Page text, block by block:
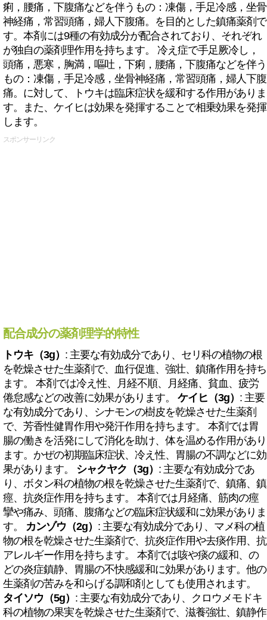
痢，腰痛，下腹痛などを伴うもの：凍傷，手足冷感，坐骨
神経痛，常習頭痛，婦人下腹痛。を目的とした鎮痛薬剤で
す。本剤には9種の有効成分が配合されており、それぞれ
が独自の薬剤理作用を持ちます。 冷え症で手足厥冷し，
頭痛，悪寒，胸満，嘔吐，下痢，腰痛，下腹痛などを伴う
もの：凍傷，手足冷感，坐骨神経痛，常習頭痛，婦人下腹
痛。に対して、トウキは臨床症状を緩和する作用がありま
す。また、ケイヒは効果を発揮することで相乗効果を発揮
します。
スポンサーリンク
配合成分の薬剤理学的特性
トウキ（3g） : 主要な有効成分であり、セリ科の植物の根
を乾燥させた生薬剤で、血行促進、強壮、鎮痛作用を持ち
ます。 本剤では冷え性、月経不順、月経痛、貧血、疲労
倦怠感などの改善に効果があります。 ケイヒ（3g） : 主要
な有効成分であり、シナモンの樹皮を乾燥させた生薬剤
で、芳香性健胃作用や発汗作用を持ちます。 本剤では胃
腸の働きを活発にして消化を助け、体を温める作用があり
ます。かぜの初期臨床症状、冷え性、胃腸の不調などに効
果があります。 シャクヤク（3g） : 主要な有効成分であ
り、ボタン科の植物の根を乾燥させた生薬剤で、鎮痛、鎮
痙、抗炎症作用を持ちます。 本剤では月経痛、筋肉の痙
攣や痛み、頭痛、腹痛などの臨床症状緩和に効果がありま
す。 カンゾウ（2g） : 主要な有効成分であり、マメ科の植
物の根を乾燥させた生薬剤で、抗炎症作用や去痰作用、抗
アレルギー作用を持ちます。 本剤では咳や痰の緩和、の
どの炎症鎮静、胃腸の不快感緩和に効果があります。他の
生薬剤の苦みを和らげる調和剤としても使用されます。
タイソウ（5g） : 主要な有効成分であり、クロウメモドキ
科の植物の果実を乾燥させた生薬剤で、滋養強壮、鎮静作